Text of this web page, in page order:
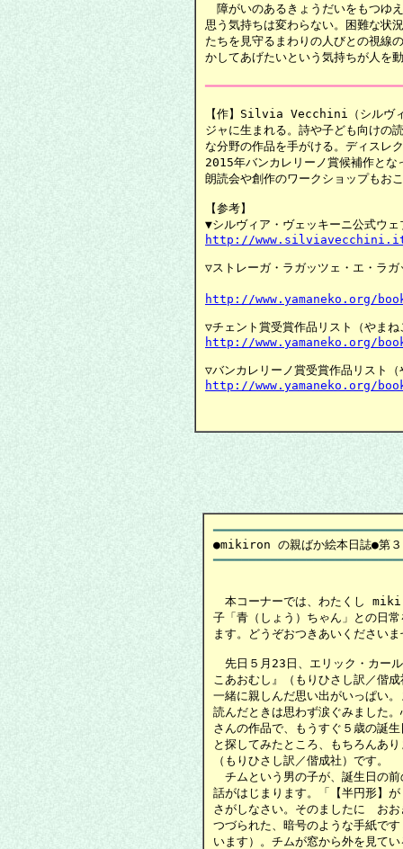
障がいのあるきょうだいをもつゆ
思う気持ちは変わらない。困難な状
たちを見守るまわりの人びとの視線
かしてあげたいという気持ちが人を
【作】Silvia Vecchini（シルヴィ
ジャに生まれる。詩や子ども向けの
な分野の作品を手がける。ディ
2015年バンカレリーノ賞候補作と
朗読会や創作のワークショップもお
【参考】
http://
▽ストレーガ・ラガッツェ・エ・ラ
http://www.yamaneko.org/
http://www.yamaneko.org/
http://www.yamaneko.org/
本コーナーでは、わたくし
子「青（しょう）ちゃん」との日
ます。どうぞおつきあいくださいま
先日５月23日、エリック・カー
こあおむし』（もりひさし訳／偕
一緒に親しんだ思い出がいっぱい
読んだときは思わず涙ぐみました
さんの作品で、もうすぐ５歳の誕
と探してみたところ、もちろんあ
（もりひさし訳／偕成社）です。
チムという男の子が、誕生日の
話がはじまります。「【半円形】
さがしなさい。そのましたに　お
つづられた、暗号のような手紙で
います）。チムが窓から外を見て